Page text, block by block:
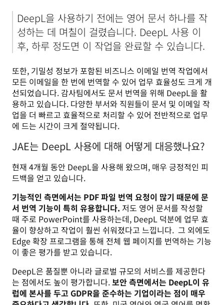
DeepL을 사용하기 전에는 영어 문서 하나를 작
성하는 데 며칠이 걸렸습니다. DeepL 사용 이
후, 하루 정도면 이 작업을 완료할 수 있습니다.
또한, 기밀성 정보가 포함된 비즈니스 이메일 번역 작업에서
모든 이메일을 한 번에 번역할 수 있어 업무 효율성도 크게 개
선되었습니다. 감사팀에서도 문서 번역을 위해 DeepL을 활
용하고 있습니다. 다양한 부서와 직원들이 문서 및 이메일 작
업을 더 빠르고 효율적으로 처리할 수 있어 전반적으로 업무
에 드는 시간이 크게 절약됩니다.
JAE는 DeepL 사용에 대해 어떻게 대응했나요?
현재 4개월 동안 DeepL을 사용해 왔으며, 매우 긍정적인 피
드백을 얻고 있습니다.
기능적인 측면에서는 PDF 파일 번역 요청이 많기 때문에 문
서 번역 기능이 특히 유용합니다. 저도 영어 문서를 작성할
때 주로 PowerPoint를 사용하는데, DeepL 덕분에 업무 효
율이 향상하고 작업이 훨씬 쉬워졌다고 느낍니다.  그 외에도
Edge 확장 프로그램을 통해 전체 웹 페이지를 번역하는 기능
이 좋은 평가를 받고 있습니다.
DeepL은 품질뿐 아니라 글로벌 규모의 서비스를 제공한다
는 점에서도 높이 평가합니다. 보안 측면에서는 DeepL이 유
럽에 본사를 두고 GDPR을 준수하는 기업이라는 점이 매우